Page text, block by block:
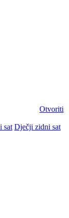
Otvoriti
sat Dječji zidni sat